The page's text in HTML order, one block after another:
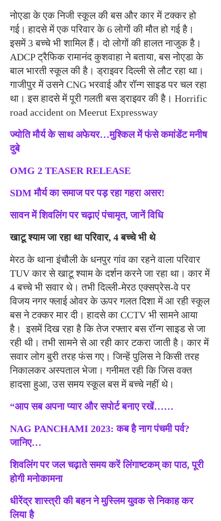
नोएडा के एक निजी स्कूल की बस और कार में टक्कर हो
गई। हादसे में एक परिवार के 6 लोगों की मौत हो गई है।
इसमें 3 बच्चे भी शामिल हैं। दो लोगों की हालत नाजुक है।
ADCP ट्रैफिक रामानंद कुशवाहा ने बताया, बस नोएडा के
बाल भारती स्कूल की है। ड्राइवर दिल्ली से लौट रहा था।
गाजीपुर में उसने CNG भरवाई और रॉन्ग साइड पर चल रहा
था। इस हादसे में पूरी गलती बस ड्राइवर की है। Horrific
road accident on Meerut Expressway
ज्योति मौर्य के साथ अफेयर…मुश्किल में फंसे कमांडेंट मनीष
दुबे
OMG 2 TEASER RELEASE
SDM मौर्य का समाज पर पड़ रहा गहरा असर!
सावन में शिवलिंग पर चढ़ाएं पंचामृत, जानें विधि
खाटू श्याम जा रहा था परिवार, 4 बच्चे भी थे
मेरठ के थाना इंचौली ​​​​​​के धनपुर गांव का रहने वाला परिवार
TUV कार से खाटू श्याम के दर्शन करने जा रहा था। कार में
4 बच्चे भी सवार थे। तभी दिल्ली-मेरठ एक्सप्रेस-वे पर
विजय नगर फ्लाई ओवर के ऊपर गलत दिशा में आ रही स्कूल
बस ने टक्कर मार दी। हादसे का CCTV भी सामने आया
है। इसमें दिख रहा है कि तेज रफ्तार बस रॉन्ग साइड से जा
रही थी। तभी सामने से आ रही कार टकरा जाती है। कार में
सवार लोग बुरी तरह फंस गए। जिन्हें पुलिस ने किसी तरह
निकालकर अस्पताल भेजा। गनीमत रही कि जिस वक्त
हादसा हुआ, उस समय स्कूल बस में बच्चे नहीं थे।
“आप सब अपना प्यार और सपोर्ट बनाए रखें……
NAG PANCHAMI 2023: कब है नाग पंचमी पर्व?
जानिए…
शिवलिंग पर जल चढ़ाते समय करें लिंगाष्टकम् का पाठ, पूरी
होगी मनोकामना
धीरेंद्र शास्त्री की बहन ने मुस्लिम युवक से निकाह कर
लिया है